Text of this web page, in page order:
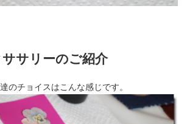
サリーのご紹介
のチョイスはこんな感じです。